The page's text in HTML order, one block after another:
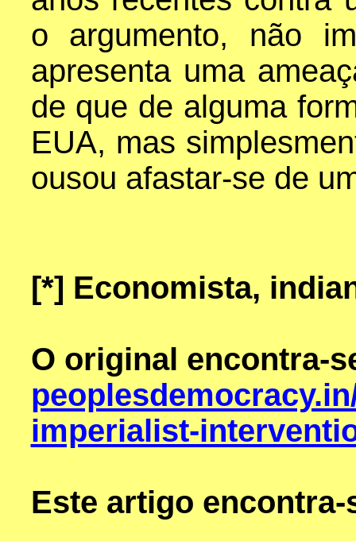
o argumento, não
apresenta uma
de que de alguma
EUA, mas
ousou afastar-se de
[*] Economista,
O original encontra-
imperialist-
Este artigo